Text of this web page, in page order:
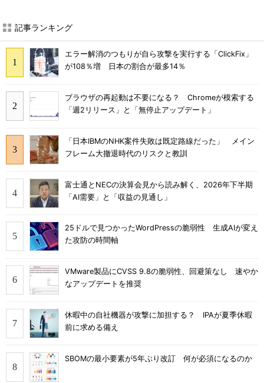
記事ランキング
エラー解消のつもりが自ら攻撃を実行する「ClickFix」
が108％増 日本の割合が最多14％
ブラウザの再起動は不要になる？ Chromeが模索する
「週2リリース」と「無停止アップデート」
「日本IBMのNHK案件失敗は既定路線だった」 メイン
フレーム大撤退時代のリスクと教訓
富士通とNECの決算会見から読み解く、2026年下半期
「AI需要」と「収益の見通し」
25ドルで見つかったWordPressの脆弱性 生成AIが変え
た攻防の時間軸
VMware製品にCVSS 9.8の脆弱性、回避策なし 速やか
なアップデートを推奨
休暇中の自社機器が攻撃に加担する？ IPAが夏季休暇
前に求める備え
SBOMの最小要素が5年ぶり改訂 何が必須になるのか